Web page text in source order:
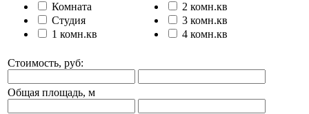
Комната
Студия
1 комн.кв
2 комн.кв
3 комн.кв
4 комн.кв
Стоимость, руб:
Общая площадь, м